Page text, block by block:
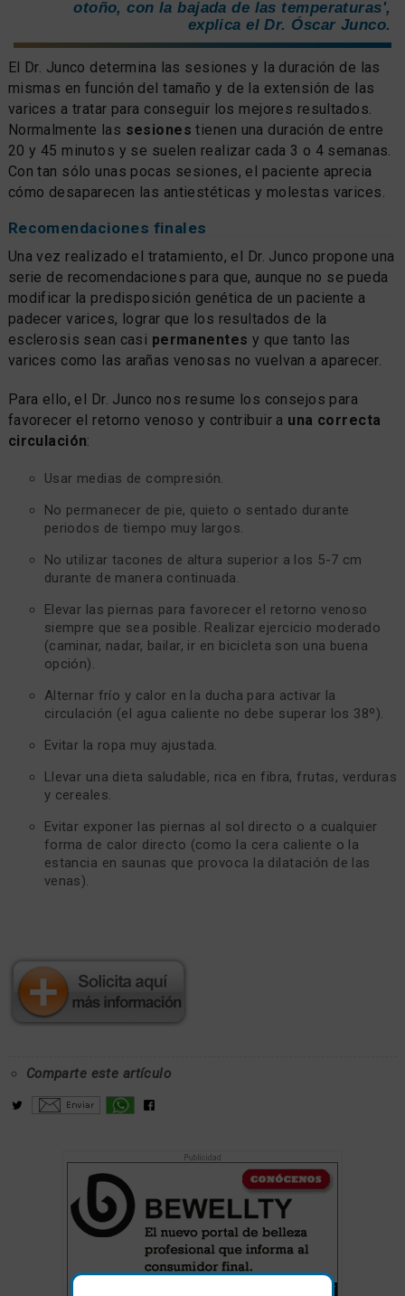
otoño, con la bajada de las temperaturas',
explica el Dr. Óscar Junco.
El Dr. Junco determina las sesiones y la duración de las
mismas en función del tamaño y de la extensión de las
varices a tratar para conseguir los mejores resultados.
Normalmente las sesiones tienen una duración de entre
20 y 45 minutos y se suelen realizar cada 3 o 4 semanas.
Con tan sólo unas pocas sesiones, el paciente aprecia
cómo desaparecen las antiestéticas y molestas varices.
Recomendaciones finales
Una vez realizado el tratamiento, el Dr. Junco propone una
serie de recomendaciones para que, aunque no se pueda
modificar la predisposición genética de un paciente a
padecer varices, lograr que los resultados de la
esclerosis sean casi permanentes y que tanto las
varices como las arañas venosas no vuelvan a aparecer.
Para ello, el Dr. Junco nos resume los consejos para
favorecer el retorno venoso y contribuir a una correcta
circulación:
Usar medias de compresión.
No permanecer de pie, quieto o sentado durante
periodos de tiempo muy largos.
No utilizar tacones de altura superior a los 5-7 cm
durante de manera continuada.
Elevar las piernas para favorecer el retorno venoso
siempre que sea posible. Realizar ejercicio moderado
(caminar, nadar, bailar, ir en bicicleta son una buena
opción).
Alternar frío y calor en la ducha para activar la
circulación (el agua caliente no debe superar los 38º).
Evitar la ropa muy ajustada.
Llevar una dieta saludable, rica en fibra, frutas, verduras
y cereales.
Evitar exponer las piernas al sol directo o a cualquier
forma de calor directo (como la cera caliente o la
estancia en saunas que provoca la dilatación de las
venas).
Comparte este artículo